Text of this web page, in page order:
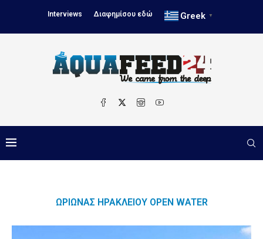
Interviews Διαφημίσου εδώ Greek ▼
ΩΡΊΩΝΑΣ ΗΡΑΚΛΕΊΟΥ OPEN WATER